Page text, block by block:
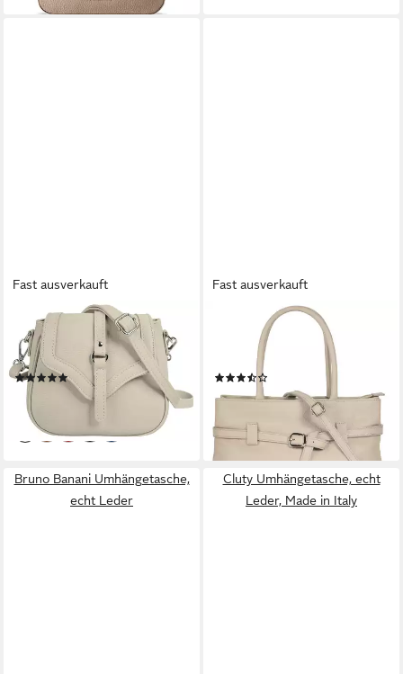
Fast ausverkauft
CLUTY
Umhängetasche, echt Leder,
Made in Italy
(1)
49,95 €
lieferbar - in 1-2 Werktagen bei dir
Fast ausverkauft
Henkeltasche, echt Leder,
Made in Italy
59,95 €
lieferbar - in 6-8 Werktagen bei dir
Bruno Banani Umhängetasche,
echt Leder
Cluty Umhängetasche, echt
Leder, Made in Italy